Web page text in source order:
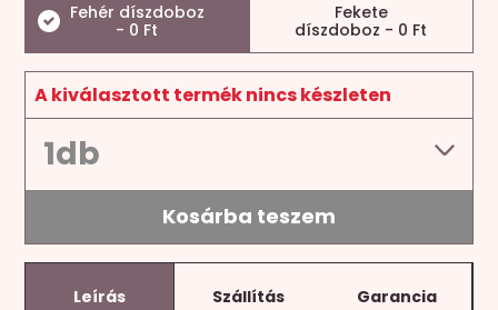
Fehér díszdoboz
- 0 Ft
Fekete
díszdoboz - 0 Ft
A kiválasztott termék nincs készleten
Kosárba teszem
Leírás Szállítás Garancia